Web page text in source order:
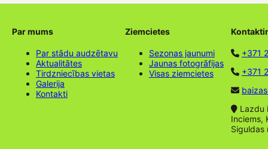
Par mums
Par stādu audzētavu
Aktualitātes
Tirdzniecības vietas
Galerija
Kontakti
Ziemcietes
Sezonas jaunumi
Jaunas fotogrāfijas
Visas ziemcietes
+371
+371
Lazdu
Inciems,
Siguldas